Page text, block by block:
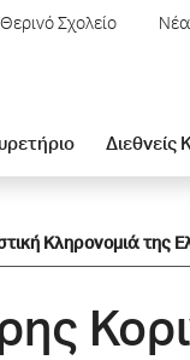
Θερινό Σχολείο Νέα
Διεθνείς
Κληρονομιά της